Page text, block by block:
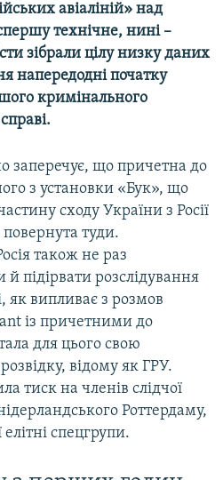
авіаліній» над
технічне, нині –
зібрали цілу низку даних
напередодні початку
кримінального
заперечує, що причетна до
з установки «Бук», що
сходу України з Росії
повернута туди.
також не раз
підірвати розслідування
як випливає з розмов
із причетними до
для цього свою
відому як ГРУ.
тиск на членів слідчої
Роттердаму,
елітні спецгрупи.